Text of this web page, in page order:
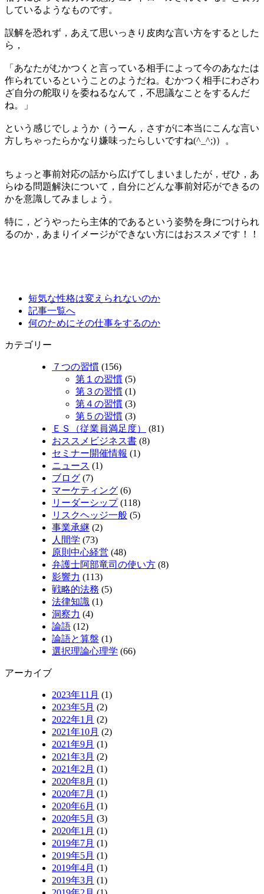
しているようなものです。
誤解を恐れず，あえて思いっきり皮肉な言い方をするとした
ら，
「あなたがむかつくと言っている相手によって今のあなたは
作られているということのようだね。むかつく相手にわざわ
ざ自分の舵取りを委ねるなんて，不思議なことをするんだ
ね。」
という感じでしょうか（うーん，さすがに本当にこんな言い
方しちゃったらかなり嫌味ったらしいですね(^_^;)）。
ちょっと事前対応の話から広げてしまいましたが，ぜひ，あ
らゆる問題解決について，自分にどんな事前対応ができるの
かを意識してみましょう。
特に，どうやったら主体的であるという姿勢を身につけられ
るのか，あまりイメージができない方にはおススメです！！
短気な性格は変えられないのか
記事一覧へ
何のためにその仕事をするのか
カテゴリー
７つの習慣 (156)
第１の習慣 (5)
第３の習慣 (1)
第４の習慣 (3)
第５の習慣 (3)
ＥＳ（従業員満足度）
(81)
おススメビジネス書 (8)
セミナー開催情報 (1)
ニュース (1)
ブログ (7)
マーケティング (6)
リーダーシップ(118)
リスクヘッジ一般 (5)
事業承継 (2)
人間学 (73)
原則中心経営 (48)
弁護士阿部竜司の使い方 (8)
影響力 (113)
戦略的法務 (5)
法律知識 (1)
洞察力 (4)
論語 (12)
論語と算盤 (1)
選択理論心理学 (66)
アーカイブ
2023年11月 (1)
2023年5月 (2)
2022年1月 (2)
2021年10月 (2)
2021年9月 (1)
2021年3月 (2)
2021年2月 (1)
2020年8月 (1)
2020年7月 (1)
2020年6月 (1)
2020年5月 (3)
2020年1月 (1)
2019年7月 (1)
2019年5月 (1)
2019年4月 (1)
2019年3月 (1)